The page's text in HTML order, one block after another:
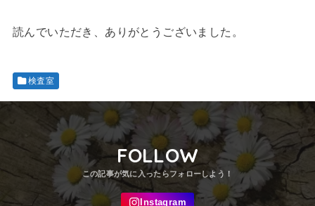
読んでいただき、ありがとうございました。
検査室
FOLLOW